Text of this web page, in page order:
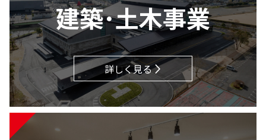
建築･土木事業
詳しく見る